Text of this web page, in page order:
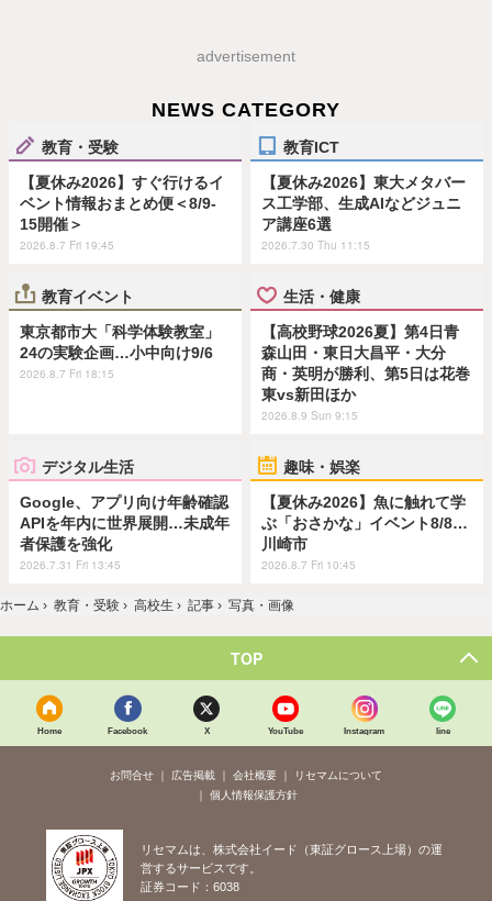
advertisement
NEWS CATEGORY
教育・受験
【夏休み2026】すぐ行けるイ
ベント情報おまとめ便＜8/9-
15開催＞
2026.8.7 Fri 19:45
教育ICT
【夏休み2026】東大メタバー
ス工学部、生成AIなどジュニ
ア講座6選
2026.7.30 Thu 11:15
教育イベント
東京都市大「科学体験教室」
24の実験企画…小中向け9/6
2026.8.7 Fri 18:15
生活・健康
【高校野球2026夏】第4日青
森山田・東日大昌平・大分
商・英明が勝利、第5日は花巻
東vs新田ほか
2026.8.9 Sun 9:15
デジタル生活
Google、アプリ向け年齢確認
APIを年内に世界展開…未成年
者保護を強化
2026.7.31 Fri 13:45
趣味・娯楽
【夏休み2026】魚に触れて学
ぶ「おさかな」イベント8/8…
川崎市
2026.8.7 Fri 10:45
ホーム › 教育・受験 › 高校生 › 記事 › 写真・画像
TOP
Home Facebook X YouTube Instagram line
お問合せ 広告掲載 会社概要
リセマムについて
個人情報保護方針
リセマムは、株式会社イード（東証グロース上場）の運
営するサービスです。
証券コード：6038